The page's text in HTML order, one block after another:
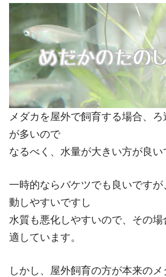
メダカを屋外で飼育する場合、
が多いので
なるべく、水量が大きい方が良い
一時的ならバケツでも良いです
動しやすいですし
水質も悪化しやすいので、その
適しています。
しかし、屋外飼育の方が本来の